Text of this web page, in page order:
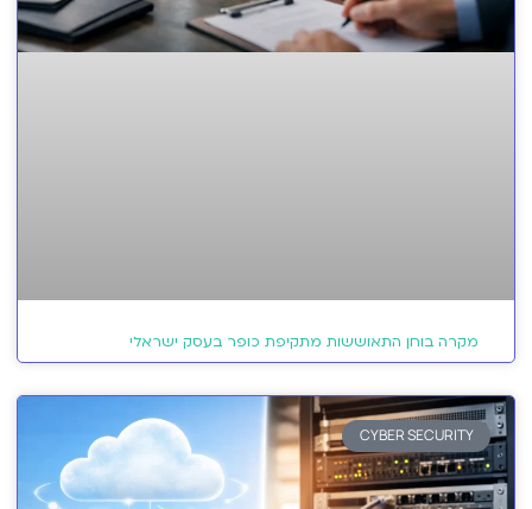
מקרה בוחן התאוששות מתקיפת כופר בעסק ישראלי
CYBER SECURITY